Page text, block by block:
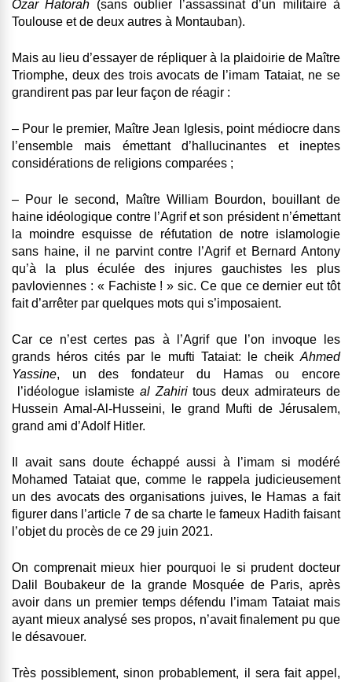
Ozar Hatorah (sans oublier l’assassinat d’un militaire à
Toulouse et de deux autres à Montauban).
Mais au lieu d’essayer de répliquer à la plaidoirie de Maître
Triomphe, deux des trois avocats de l’imam Tataiat, ne se
grandirent pas par leur façon de réagir :
– Pour le premier, Maître Jean Iglesis, point médiocre dans
l’ensemble mais émettant d’hallucinantes et ineptes
considérations de religions comparées ;
– Pour le second, Maître William Bourdon, bouillant de
haine idéologique contre l’Agrif et son président n’émettant
la moindre esquisse de réfutation de notre islamologie
sans haine, il ne parvint contre l’Agrif et Bernard Antony
qu’à la plus éculée des injures gauchistes les plus
pavloviennes : « Fachiste ! » sic. Ce que ce dernier eut tôt
fait d’arrêter par quelques mots qui s’imposaient.
Car ce n’est certes pas à l’Agrif que l’on invoque les
grands héros cités par le mufti Tataiat: le cheik Ahmed
Yassine, un des fondateur du Hamas ou encore
l’idéologue islamisteal Zahiritous deux admirateurs de
Hussein Amal-Al-Husseini, le grand Mufti de Jérusalem,
grand ami d’Adolf Hitler.
Il avait sans doute échappé aussi à l’imam si modéré
Mohamed Tataiat que, comme le rappela judicieusement
un des avocats des organisations juives, le Hamas a fait
figurer dans l’article 7 de sa charte le fameux Hadith faisant
l’objet du procès de ce 29 juin 2021.
On comprenait mieux hier pourquoi le si prudent docteur
Dalil Boubakeur de la grande Mosquée de Paris, après
avoir dans un premier temps défendu l’imam Tataiat mais
ayant mieux analysé ses propos, n’avait finalement pu que
le désavouer.
Très possiblement, sinon probablement, il sera fait appel,